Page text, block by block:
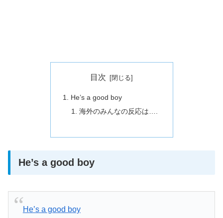
目次
He’s a good boy
海外のみんなの反応は….
He’s a good boy
He’s a good boy